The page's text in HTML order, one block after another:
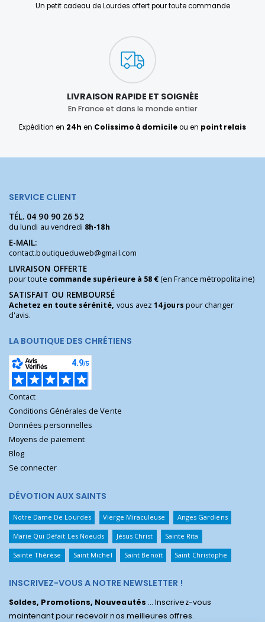
Un petit cadeau de Lourdes offert pour toute commande
LIVRAISON RAPIDE ET SOIGNÉE
En France et dans le monde entier
Expédition en 24h en Colissimo à domicileou en point relais
SERVICE CLIENT
TÉL. 04 90 90 26 52
du lundi au vendredi 8h-18h
E-MAIL:
contact.boutiqueduweb@gmail.com
LIVRAISON OFFERTE
pour toute commande supérieure à 58 €(en France métropolitaine)
SATISFAIT OU REMBOURSÉ
Achetez en toute sérénité, vous avez14 jours pour changer
d'avis.
LA BOUTIQUE DES CHRÉTIENS
Contact
Conditions Générales de Vente
Données personnelles
Moyens de paiement
Blog
Se connecter
DÉVOTION AUX SAINTS
Notre Dame De Lourdes Vierge Miraculeuse Anges Gardiens
Marie Qui Défait Les Noeuds Jésus Christ Sainte Rita
Sainte Thérèse Saint Michel Saint Benoît Saint Christophe
INSCRIVEZ-VOUS A NOTRE NEWSLETTER !
Soldes, Promotions, Nouveautés ... Inscrivez-vous
maintenant pour recevoir nos meilleures offres.